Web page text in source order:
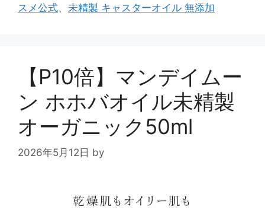
スメ公式、 未精製 キャスターオイル 無添加
【P10倍】マンデイムー
ン ホホバオイル未精製
オーガニック50ml
2026年5月12日 by